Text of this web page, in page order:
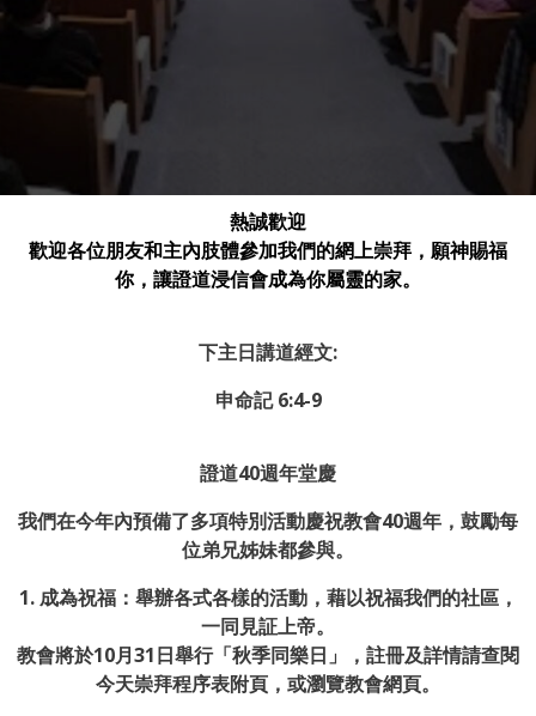
熱誠歡迎
歡迎各位朋友和主內肢體參加我們的網上崇拜，願神賜福
你，讓證道浸信會成為你屬靈的家。
下主日講道經文:
申命記 6:4-9
證道40週年堂慶
我們在今年內預備了多項特別活動慶祝教會40週年，鼓勵每
位弟兄姊妹都參與。
1. 成為祝福：舉辦各式各樣的活動，藉以祝福我們的社區，
一同見証上帝。
教會將於10月31日舉行「秋季同樂日」，註冊及詳情請查閱
今天崇拜程序表附頁，或瀏覽教會網頁。